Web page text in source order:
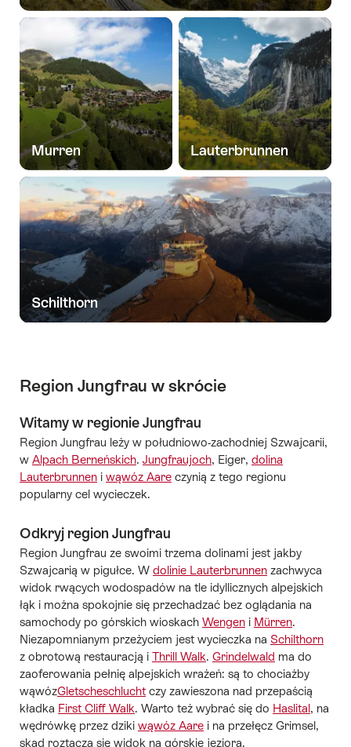
Murren Lauterbrunnen
Schilthorn
Region Jungfrau w skrócie
Witamy w regionie Jungfrau
Region Jungfrau leży w południowo-zachodniej Szwajcarii,
w Alpach Berneńskich. Jungfraujoch, Eiger, dolina
Lauterbrunnen i wąwóz Aare czynią z tego regionu
popularny cel wycieczek.
Odkryj region Jungfrau
Region Jungfrau ze swoimi trzema dolinami jest jakby
Szwajcarią w pigułce. W dolinie Lauterbrunnen zachwyca
widok rwących wodospadów na tle idyllicznych alpejskich
łąk i można spokojnie się przechadzać bez oglądania na
samochody po górskich wioskach Wengen i Mürren.
Niezapomnianym przeżyciem jest wycieczka na Schilthorn
z obrotową restauracją i Thrill Walk. Grindelwald ma do
zaoferowania pełnię alpejskich wrażeń: są to chociażby
wąwózGletscheschlucht czy zawieszona nad przepaścią
kładka First Cliff Walk. Warto też wybrać się do Haslital, na
wędrówkę przez dziki wąwóz Aare i na przełęcz Grimsel,
skąd roztacza się widok na górskie jeziora.